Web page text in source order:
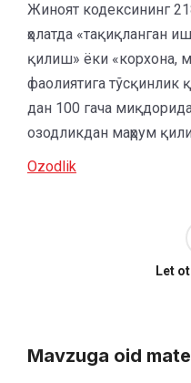
Жиноят кодексининг
ҳолатда «тақиқланган
қилиш» ёки «корхона,
фаолиятига
дан 100 гача
озодликдан маҳрум
Ozodlik
Let
Mavzuga oid